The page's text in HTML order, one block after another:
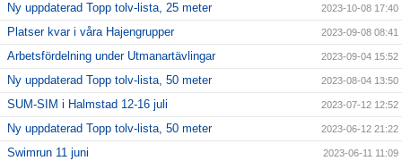
Ny uppdaterad Topp tolv-lista, 25 meter 2023-10-08 17:40
Platser kvar i våra Hajengrupper 2023-09-08 08:41
Arbetsfördelning under Utmanartävlingar 2023-09-04 15:52
Ny uppdaterad Topp tolv-lista, 50 meter 2023-08-04 13:50
SUM-SIM i Halmstad 12-16 juli 2023-07-12 12:52
Ny uppdaterad Topp tolv-lista, 50 meter 2023-06-12 21:22
Swimrun 11 juni 2023-06-11 11:09